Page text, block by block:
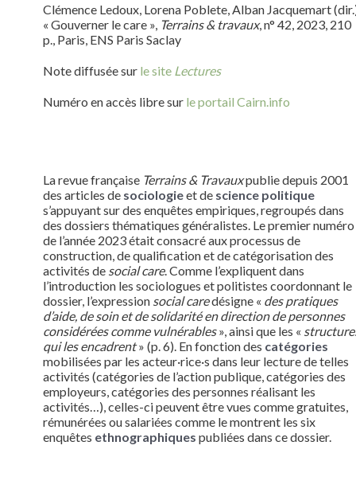
Clémence Ledoux, Lorena Poblete, Alban Jacquemart
« Gouverner le care », Terrains & travaux, n° 42, 2023, 210
p., Paris, ENS Paris Saclay
Note diffusée sur le site Lectures
Numéro en accès libre sur le portail Cairn.info
La revue française Terrains & Travauxpublie depuis 2001
des articles de sociologieet de science politique
s’appuyant sur des enquêtes empiriques, regroupés dans
des dossiers thématiques généralistes. Le premier numéro
de l’année 2023 était consacré aux processus de
construction, de qualification et de catégorisation des
activités de social care. Comme l’expliquent dans
l’introduction les sociologues et politistes coordonnant le
dossier, l’expression social caredésigne « des pratiques
d’aide, de soin et de solidarité en direction de personnes
considérées comme vulnérables», ainsi que les «
qui les encadrent» (p. 6). En fonction des catégories
mobilisées par les acteur·rice·s dans leur lecture de telles
activités (catégories de l’action publique, catégories des
employeurs, catégories des personnes réalisant les
activités…), celles-ci peuvent être vues comme gratuites,
rémunérées ou salariées comme le montrent les six
enquêtes ethnographiques publiées dans ce dossier.